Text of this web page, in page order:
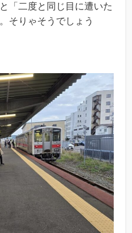
「二度と同じ目に遭いた
そりゃそうでしょう